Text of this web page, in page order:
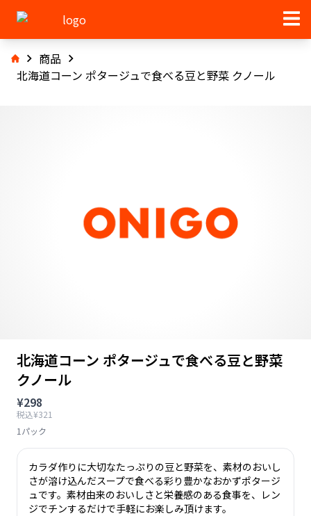
商品
北海道コーン ポタージュで食べる豆と野菜 クノール
北海道コーン ポタージュで食べる豆と野菜
クノール
¥298
税込¥321
1パック
カラダ作りに大切なたっぷりの豆と野菜を、素材のおいし
さが溶け込んだスープで食べる彩り豊かなおかずポタージ
ュです。素材由来のおいしさと栄養感のある食事を、レン
ジでチンするだけで手軽にお楽しみ頂けます。